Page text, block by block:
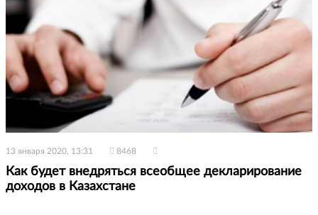
13 января 2020, 13:31 8468
Как будет внедряться всеобщее декларирование
доходов в Казахстане